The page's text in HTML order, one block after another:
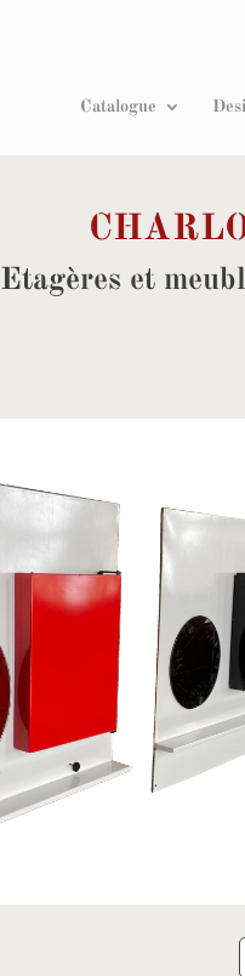
Catalogue
Etagères et